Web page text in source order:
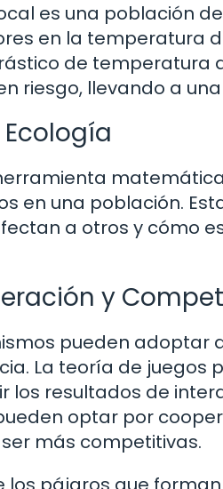
es una población
en la temperatura
de temperatura
riesgo, llevando a
en una población.
a otros y cómo
y
pueden adoptar
La teoría de juegos
resultados de
optar por
más competitivas.